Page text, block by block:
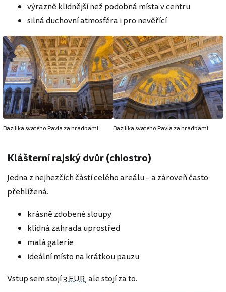
výrazně klidnější než podobná místa v centru
silná duchovní atmosféra i pro nevěřící
Bazilika svatého Pavla za hradbami Bazilika svatého Pavla za hradbami
Klášterní rajský dvůr (chiostro)
Jedna z nejhezčích částí celého areálu – a zároveň často
přehlížená.
krásně zdobené sloupy
klidná zahrada uprostřed
malá galerie
ideální místo na krátkou pauzu
Vstup sem stojí3 EUR, ale stojí za to.